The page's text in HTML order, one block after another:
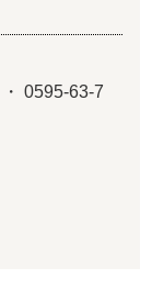
0595-63-7